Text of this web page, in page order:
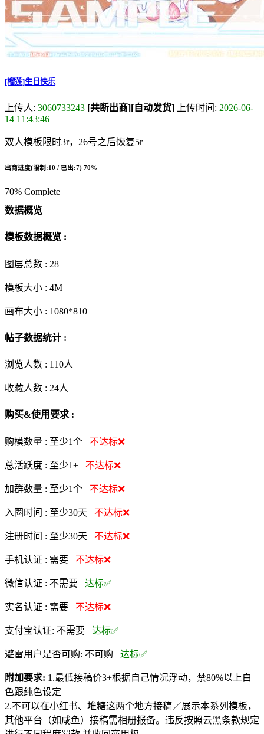
[榴莲]生日快乐
上传人: 3060733243 [共断出商][自动发货] 上传时间: 2026-06-
14 11:43:46
双人模板限时3r，26号之后恢复5r
出商进度(限制:10 / 已出:7) 70%
70% Complete
数据概览
模板数据概览 :
图层总数 : 28
模板大小 : 4M
画布大小 : 1080*810
帖子数据统计 :
浏览人数 : 110人
收藏人数 : 24人
购买&使用要求 :
购模数量 : 至少1个 不达标❌
总活跃度 : 至少1+ 不达标❌
加群数量 : 至少1个 不达标❌
入圈时间 : 至少30天 不达标❌
注册时间 : 至少30天 不达标❌
手机认证 : 需要 不达标❌
微信认证 : 不需要 达标✅
实名认证 : 需要 不达标❌
支付宝认证: 不需要 达标✅
避雷用户是否可购: 不可购 达标✅
附加要求: 1.最低接稿价3+根据自己情况浮动，禁80%以上白
色跟纯色设定
2.不可以在小红书、堆糖这两个地方接稿／展示本系列模板，
其他平台（如咸鱼）接稿需相册报备。违反按照云黑条款规定